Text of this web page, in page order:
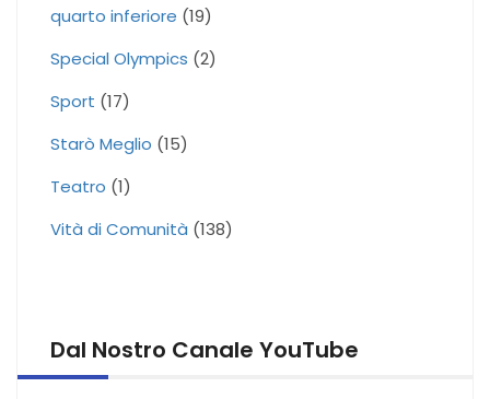
quarto inferiore (19)
Special Olympics (2)
Sport (17)
Starò Meglio (15)
Teatro (1)
Vità di Comunità (138)
Dal Nostro Canale YouTube